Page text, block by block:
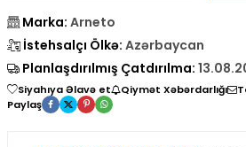
Marka: Arneto
İstehsalçı Ölkə: Azərbaycan
Planlaşdırılmış Çatdırılma:
Siyahıya Əlavə et Qiymət Xəbərdarlığı
Paylaş